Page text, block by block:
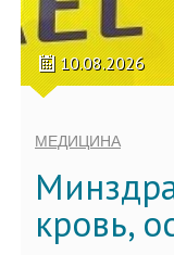
10.08.2026
МЕДИЦИНА
кровь,